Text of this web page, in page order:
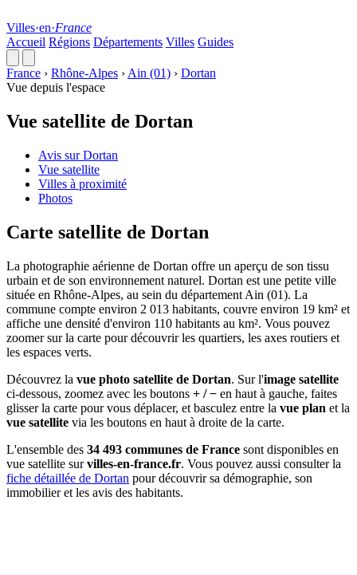
Villes·en·France
Accueil Régions Départements Villes Guides
France › Rhône-Alpes › Ain (01) › Dortan
Vue depuis l'espace
Vue satellite de Dortan
Avis sur Dortan
Vue satellite
Villes à proximité
Photos
Carte satellite de Dortan
La photographie aérienne de Dortan offre un aperçu de son tissu
urbain et de son environnement naturel. Dortan est une petite ville
située en Rhône-Alpes, au sein du département Ain (01). La
commune compte environ 2 013 habitants, couvre environ 19 km² et
affiche une densité d'environ 110 habitants au km². Vous pouvez
zoomer sur la carte pour découvrir les quartiers, les axes routiers et
les espaces verts.
Découvrez la vue photo satellite de Dortan. Sur l'image satellite
ci-dessous, zoomez avec les boutons + / − en haut à gauche, faites
glisser la carte pour vous déplacer, et basculez entre la vue plan et la
vue satellite via les boutons en haut à droite de la carte.
L'ensemble des 34 493 communes de France sont disponibles en
vue satellite survilles-en-france.fr. Vous pouvez aussi consulter la
fiche détaillée de Dortan pour découvrir sa démographie, son
immobilier et les avis des habitants.